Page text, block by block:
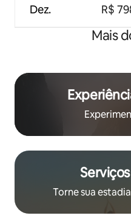
Dez. R$
Mais
Torne sua